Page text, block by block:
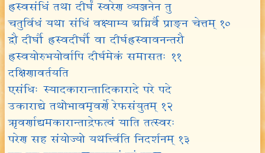
ह्रस्वसंधिं तथा दीर्घं स्वरेण व्यञ्जनेन तु
चतुर्विधं यथा संधिं वक्ष्याम्य अग्निर्वै प्राङ्न चेत्तम् १०
द्वौ दीर्घौ ह्रस्वदीर्घौ वा दीर्घह्रस्वावनन्तरौ
ह्रस्वयोरुभयोर्वापि दीर्घमेकं समासतः ११
दक्षिणावर्तयति
एसंधिः स्यादकारान्तादिकारादे परे पदे
उकाराद्ये तथोभावमृवर्णे रेफसंयुतम् १२
ऋवर्णाद्यमकारान्ताद्रेफत्वं याति तत्स्वरः
परेण सह संयोज्यो यथर्त्त्विति निदर्शनम् १३